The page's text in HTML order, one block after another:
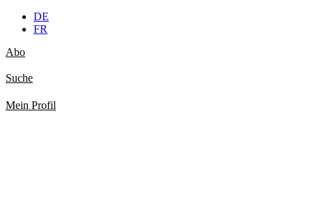
DE
FR
Abo
Suche
Mein Profil